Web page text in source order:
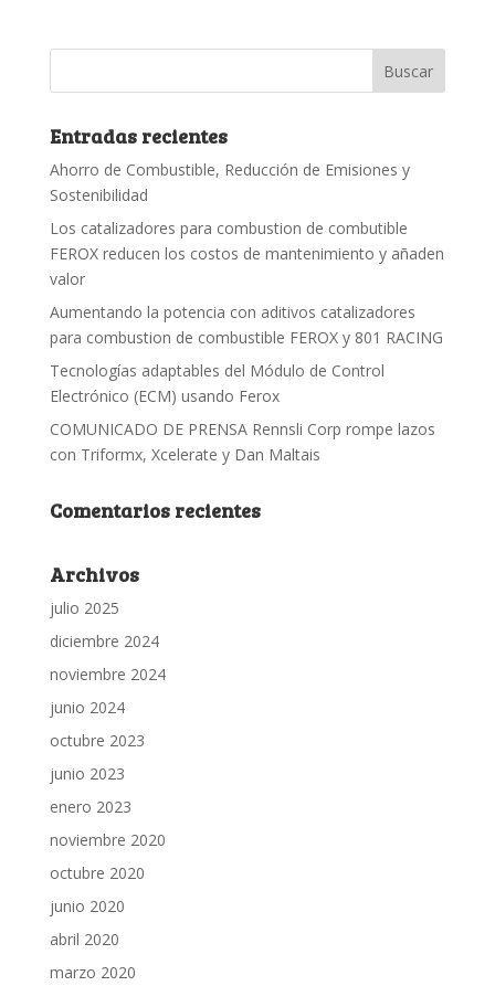
Entradas recientes
Ahorro de Combustible, Reducción de Emisiones y
Sostenibilidad
Los catalizadores para combustion de combutible
FEROX reducen los costos de mantenimiento y añaden
valor
Aumentando la potencia con aditivos catalizadores
para combustion de combustible FEROX y 801 RACING
Tecnologías adaptables del Módulo de Control
Electrónico (ECM) usando Ferox
COMUNICADO DE PRENSA Rennsli Corp rompe lazos
con Triformx, Xcelerate y Dan Maltais
Comentarios recientes
Archivos
julio 2025
diciembre 2024
noviembre 2024
junio 2024
octubre 2023
junio 2023
enero 2023
noviembre 2020
octubre 2020
junio 2020
abril 2020
marzo 2020